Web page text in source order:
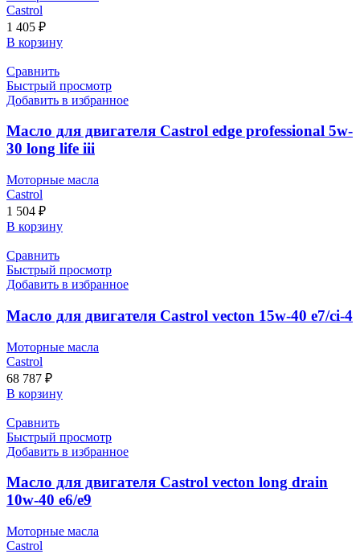
Castrol
1 405 ₽
В корзину
Сравнить
Быстрый просмотр
Добавить в избранное
Масло для двигателя Castrol edge professional 5w-
30 long life iii
Моторные масла
Castrol
1 504 ₽
В корзину
Сравнить
Быстрый просмотр
Добавить в избранное
Масло для двигателя Castrol vecton 15w-40 e7/ci-4
Моторные масла
Castrol
68 787 ₽
В корзину
Сравнить
Быстрый просмотр
Добавить в избранное
Масло для двигателя Castrol vecton long drain
10w-40 e6/e9
Моторные масла
Castrol